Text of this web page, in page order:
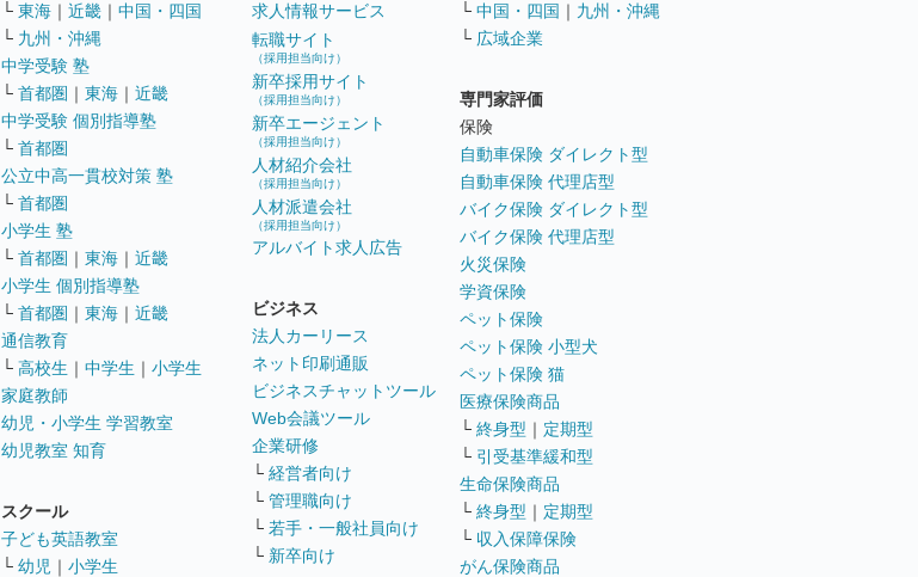
└ 東海 ｜ 近畿 ｜ 中国・四国
└ 九州・沖縄
中学受験 塾
└ 首都圏 ｜ 東海 ｜ 近畿
中学受験 個別指導塾
└ 首都圏
公立中高一貫校対策 塾
└ 首都圏
小学生 塾
└ 首都圏 ｜ 東海 ｜ 近畿
小学生 個別指導塾
└ 首都圏 ｜ 東海 ｜ 近畿
通信教育
└ 高校生 ｜ 中学生 ｜ 小学生
家庭教師
幼児・小学生 学習教室
幼児教室 知育
スクール
子ども英語教室
└ 幼児 ｜ 小学生
求人情報サービス
転職サイト
（採用担当向け）
新卒採用サイト
（採用担当向け）
新卒エージェント
（採用担当向け）
人材紹介会社
（採用担当向け）
人材派遣会社
（採用担当向け）
アルバイト求人広告
ビジネス
法人カーリース
ネット印刷通販
ビジネスチャットツール
Web会議ツール
企業研修
└ 経営者向け
└ 管理職向け
└ 若手・一般社員向け
└ 新卒向け
└ 中国・四国 ｜ 九州・沖縄
└ 広域企業
専門家評価
保険
自動車保険 ダイレクト型
自動車保険 代理店型
バイク保険 ダイレクト型
バイク保険 代理店型
火災保険
学資保険
ペット保険
ペット保険 小型犬
ペット保険 猫
医療保険商品
└ 終身型 ｜ 定期型
└ 引受基準緩和型
生命保険商品
└ 終身型 ｜ 定期型
└ 収入保障保険
がん保険商品